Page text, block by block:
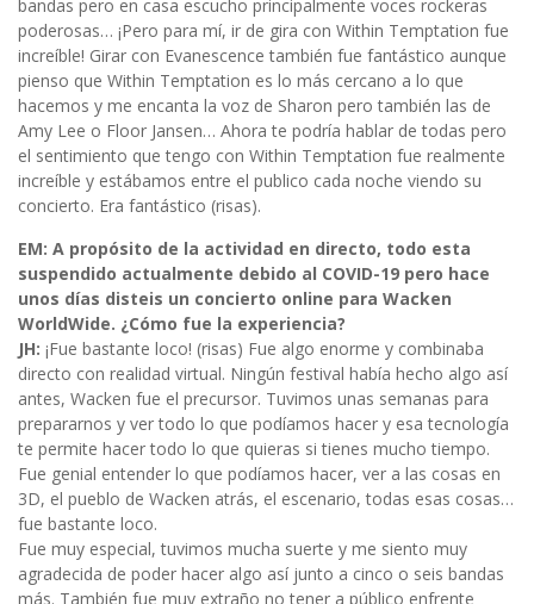
bandas pero en casa escucho principalmente voces rockeras
poderosas… ¡Pero para mí, ir de gira con Within Temptation fue
increíble! Girar con Evanescence también fue fantástico aunque
pienso que Within Temptation es lo más cercano a lo que
hacemos y me encanta la voz de Sharon pero también las de
Amy Lee o Floor Jansen… Ahora te podría hablar de todas pero
el sentimiento que tengo con Within Temptation fue realmente
increíble y estábamos entre el publico cada noche viendo su
concierto. Era fantástico (risas).
EM: A propósito de la actividad en directo, todo esta
suspendido actualmente debido al COVID-19 pero hace
unos días disteis un concierto online para Wacken
WorldWide. ¿Cómo fue la experiencia?
JH: ¡Fue bastante loco! (risas) Fue algo enorme y combinaba
directo con realidad virtual. Ningún festival había hecho algo así
antes, Wacken fue el precursor. Tuvimos unas semanas para
prepararnos y ver todo lo que podíamos hacer y esa tecnología
te permite hacer todo lo que quieras si tienes mucho tiempo.
Fue genial entender lo que podíamos hacer, ver a las cosas en
3D, el pueblo de Wacken atrás, el escenario, todas esas cosas…
fue bastante loco.
Fue muy especial, tuvimos mucha suerte y me siento muy
agradecida de poder hacer algo así junto a cinco o seis bandas
más. También fue muy extraño no tener a público enfrente